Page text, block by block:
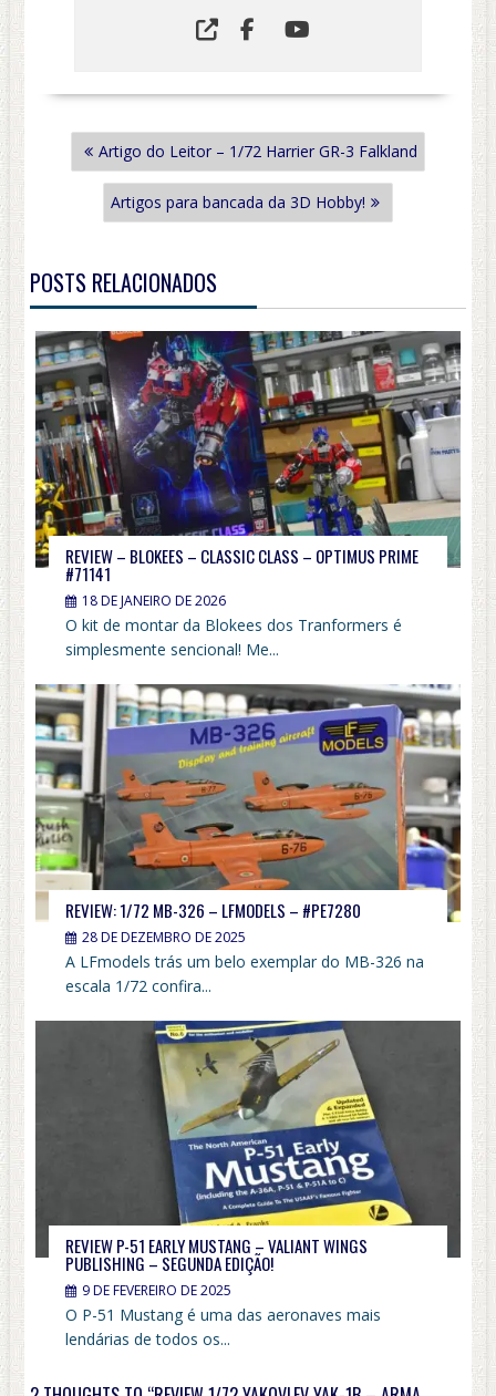
NAVEGAÇÃOArtigo do Leitor – 1/72 Harrier GR-3 Falkland
Artigos para bancada da 3D Hobby!
POSTS RELACIONADOS
REVIEW – BLOKEES – CLASSIC CLASS – OPTIMUS PRIME
#71141
18 DE JANEIRO DE 2026
O kit de montar da Blokees dos Tranformers é
simplesmente sencional! Me...
REVIEW: 1/72 MB-326 – LFMODELS – #PE7280
28 DE DEZEMBRO DE 2025
A LFmodels trás um belo exemplar do MB-326 na
escala 1/72 confira...
REVIEW P-51 EARLY MUSTANG – VALIANT WINGS
PUBLISHING – SEGUNDA EDIÇÃO!
9 DE FEVEREIRO DE 2025
O P-51 Mustang é uma das aeronaves mais
lendárias de todos os...